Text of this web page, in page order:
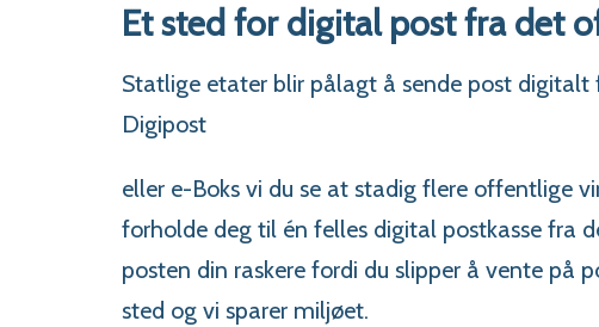
Et sted for digital post fra det
Statlige etater blir pålagt å sende post digitalt
Digipost
eller e-Boks vi du se at stadig flere offentlige
forholde deg til én felles digital postkasse fra
posten din raskere fordi du slipper å vente på
sted og vi sparer miljøet.